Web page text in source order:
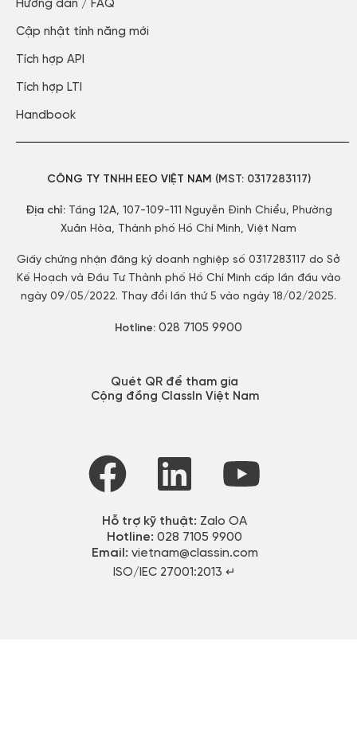
Hướng dẫn / FAQ​
Cập nhật tính năng mới​
Tích hợp API​
Tích hợp LTI
Handbook
CÔNG TY TNHH EEO VIỆT NAM (MST: 0317283117)
Địa chỉ: Tầng 12A, 107-109-111 Nguyễn Đình Chiểu, Phường
Xuân Hòa, Thành phố Hồ Chí Minh, Việt Nam
Giấy chứng nhận đăng ký doanh nghiệp số 0317283117 do Sở
Kế Hoạch và Đầu Tư Thành phố Hồ Chí Minh cấp lần đầu vào
ngày 09/05/2022. Thay đổi lần thứ 5 vào ngày 18/02/2025.
Hotline: 028 7105 9900
Quét QR để tham gia
Cộng đồng ClassIn Việt Nam
Hỗ trợ kỹ thuật: Zalo OA
Hotline: 028 7105 9900
Email: vietnam@classin.com
ISO/IEC 27001:2013 ↵​